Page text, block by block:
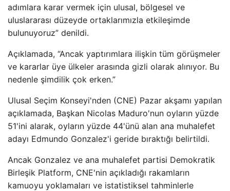
adımlara karar vermek için ulusal, bölgesel ve
uluslararası düzeyde ortaklarımızla etkileşimde
bulunuyoruz” denildi.
Açıklamada, “Ancak yaptırımlara ilişkin tüm görüşmeler
ve kararlar üye ülkeler arasında gizli olarak alınıyor. Bu
nedenle şimdilik çok erken.”
Ulusal Seçim Konseyi'nden (CNE) Pazar akşamı yapılan
açıklamada, Başkan Nicolas Maduro'nun oyların yüzde
51'ini alarak, oyların yüzde 44'ünü alan ana muhalefet
adayı Edmundo Gonzalez'i geride bıraktığı belirtildi.
Ancak Gonzalez ve ana muhalefet partisi Demokratik
Birleşik Platform, CNE'nin açıkladığı rakamların
kamuoyu yoklamaları ve istatistiksel tahminlerle